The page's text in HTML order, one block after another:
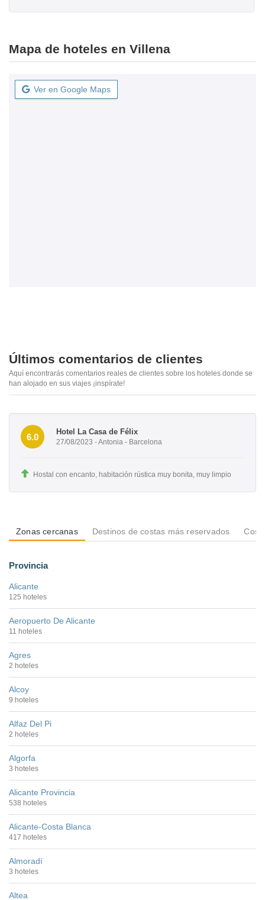
Mapa de hoteles en Villena
Ver en Google Maps
Últimos comentarios de clientes
Aquí encontrarás comentarios reales de clientes sobre los hoteles donde se
han alojado en sus viajes ¡inspírate!
6.0
Hotel La Casa de Félix
27/08/2023 - Antonia - Barcelona
Hostal con encanto, habitación rústica muy bonita, muy limpio
Zonas cercanas Destinos de costas más reservados
Provincia
Alicante
125 hoteles
Aeropuerto De Alicante
11 hoteles
Agres
2 hoteles
Alcoy
9 hoteles
Alfaz Del Pi
2 hoteles
Algorfa
3 hoteles
Alicante Provincia
538 hoteles
Alicante-Costa Blanca
417 hoteles
Almoradí
3 hoteles
Altea